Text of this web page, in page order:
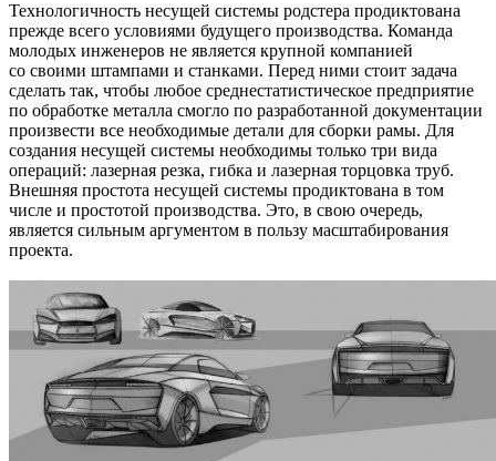
Технологичность несущей системы родстера продиктована
прежде всего условиями будущего производства. Команда
молодых инженеров не является крупной компанией
со своими штампами и станками. Перед ними стоит задача
сделать так, чтобы любое среднестатистическое предприятие
по обработке металла смогло по разработанной документации
произвести все необходимые детали для сборки рамы. Для
создания несущей системы необходимы только три вида
операций: лазерная резка, гибка и лазерная торцовка труб.
Внешняя простота несущей системы продиктована в том
числе и простотой производства. Это, в свою очередь,
является сильным аргументом в пользу масштабирования
проекта.